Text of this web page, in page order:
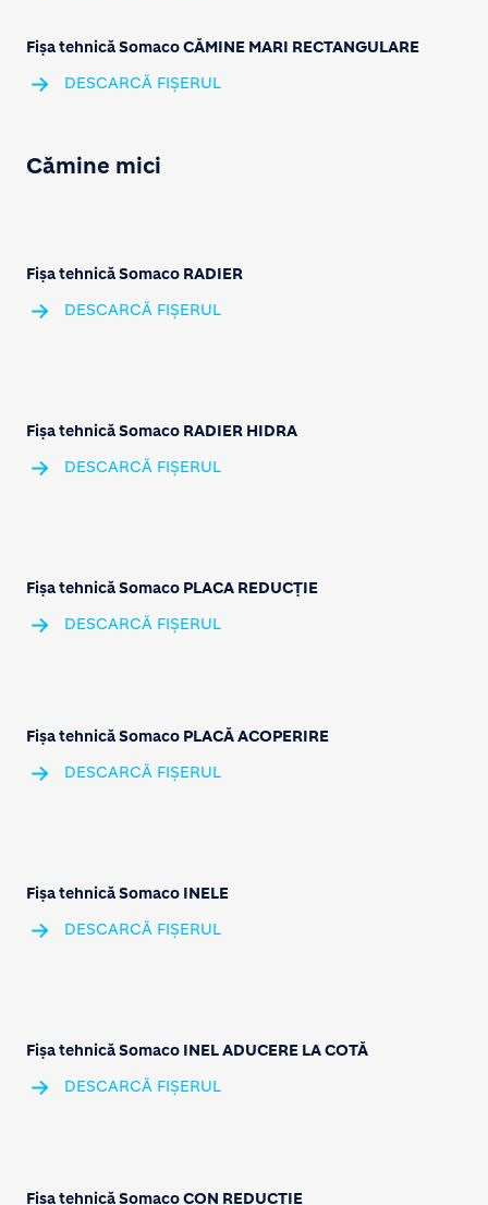
Fișa tehnică Somaco CĂMINE MARI RECTANGULARE
DESCARCĂ FIȘERUL
Cămine mici
Fișa tehnică Somaco RADIER
DESCARCĂ FIȘERUL
Fișa tehnică Somaco RADIER HIDRA
DESCARCĂ FIȘERUL
Fișa tehnică Somaco PLACA REDUCȚIE
DESCARCĂ FIȘERUL
Fișa tehnică Somaco PLACĂ ACOPERIRE
DESCARCĂ FIȘERUL
Fișa tehnică Somaco INELE
DESCARCĂ FIȘERUL
Fișa tehnică Somaco INEL ADUCERE LA COTĂ
DESCARCĂ FIȘERUL
Fișa tehnică Somaco CON REDUCȚIE